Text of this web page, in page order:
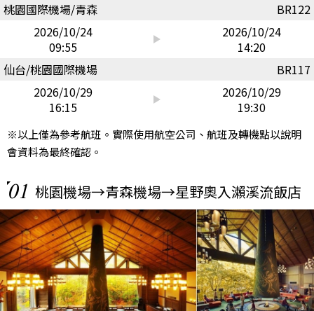
桃園國際機場/青森
BR122
2026/10/24
09:55
2026/10/24
14:20
仙台/桃園國際機場
BR117
2026/10/29
16:15
2026/10/29
19:30
※以上僅為參考航班。實際使用航空公司、航班及轉機點以說明
會資料為最終確認。
01 桃園機場→青森機場→星野奧入瀨溪流飯店